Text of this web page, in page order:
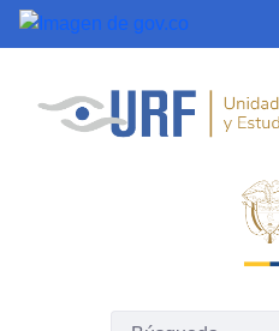
Saltar al contenido principal